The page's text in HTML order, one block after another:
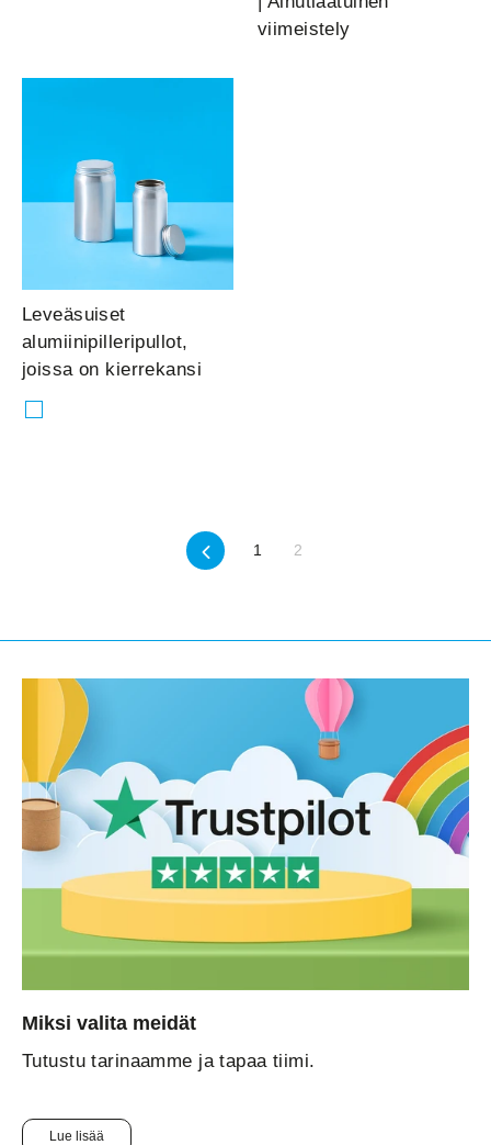
¡
viimeistely
Leveäsuiset
alumiinipilleripullot,
joissa on kierrekansi
Previous
1 2
Miksi valita meidät
Tutustu tarinaamme ja tapaa tiimi.
Lue lisää